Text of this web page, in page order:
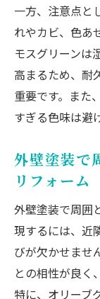
せ
外壁
くり
外壁
イス
一方、注意点と
れやカビ、色あ
モスグリーンは
高まるため、耐
重要です。また
すぎる色味は避
外壁塗装で
リフォーム
外壁塗装で周囲
現するには、近
びが欠かせませ
との相性が良く
特に、オリーブ